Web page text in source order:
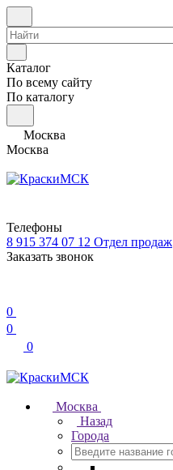
Каталог
По всему сайту
По каталогу
Москва
Москва
Телефоны
8 915 374 07 12 Отдел продаж
Заказать звонок
0
0
0
Москва
Назад
Города